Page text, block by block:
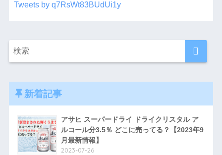
Tweets by q7RsWt83BUdUi1y
新着記事
アサヒ スーパードライ ドライクリスタル ア
ルコール分3.5％ どこに売ってる？【2023年9
月最新情報】
2023-07-26